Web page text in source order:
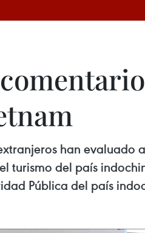
han
turismo del país
Pública del país